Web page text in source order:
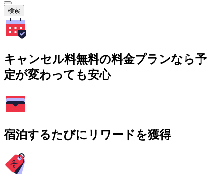
検索
キャンセル料無料の料金プランなら予
定が変わっても安心
宿泊するたびにリワードを獲得